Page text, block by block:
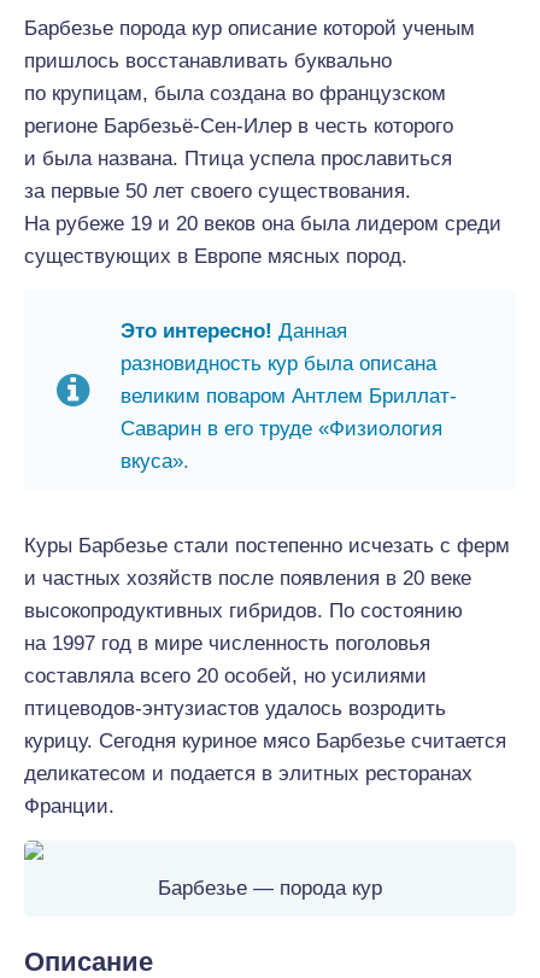
Барбезье порода кур описание которой ученым
пришлось восстанавливать буквально
по крупицам, была создана во французском
регионе Барбезьё-Сен-Илер в честь которого
и была названа. Птица успела прославиться
за первые 50 лет своего существования.
На рубеже 19 и 20 веков она была лидером среди
существующих в Европе мясных пород.
Это интересно! Данная
разновидность кур была описана
великим поваром Антлем Бриллат-
Саварин в его труде «Физиология
вкуса».
Куры Барбезье стали постепенно исчезать с ферм
и частных хозяйств после появления в 20 веке
высокопродуктивных гибридов. По состоянию
на 1997 год в мире численность поголовья
составляла всего 20 особей, но усилиями
птицеводов-энтузиастов удалось возродить
курицу. Сегодня куриное мясо Барбезье считается
деликатесом и подается в элитных ресторанах
Франции.
Барбезье — порода кур
Описание